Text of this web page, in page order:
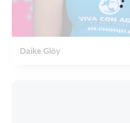
Daike Glöy